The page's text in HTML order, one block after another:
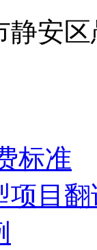
静安区
标准
项目翻